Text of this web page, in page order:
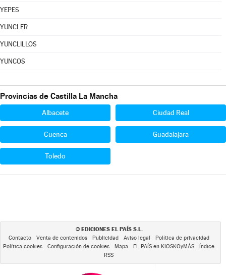
YEPES
YUNCLER
YUNCLILLOS
YUNCOS
Provincias de Castilla La Mancha
Albacete Ciudad Real
Cuenca Guadalajara
Toledo
© EDICIONES EL PAÍS S.L.
Contacto Venta de contenidos Publicidad Aviso legal
Política de privacidad
Política cookies
Configuración de cookies Mapa EL PAÍS en KIOSKOyMÁS
Índice
RSS